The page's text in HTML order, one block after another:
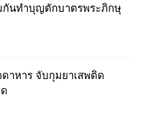
กันทำบุญตักบาตรพระภิกษุ
าหาร จับกุมยาเสพติด